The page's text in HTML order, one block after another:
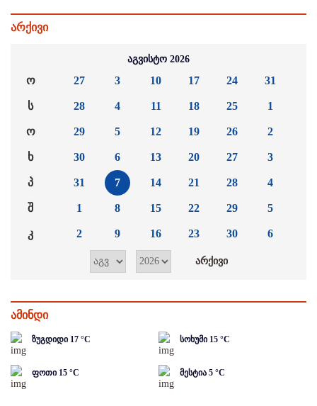
არქივი
აგვისტო 2026
ო
ს
ო
ხ
პ
შ
კ
27
28
29
30
31
1
2
3
4
5
6
7
8
9
10
11
12
13
14
15
16
17
18
19
20
21
22
23
24
25
26
27
28
29
30
31
1
2
3
4
5
6
ამინდი
ზუგდიდი 17 °C სოხუმი 15 °C
ფოთი 15 °C მესტია 5 °C